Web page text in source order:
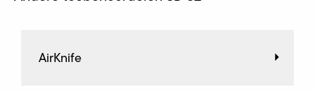
AirKnife